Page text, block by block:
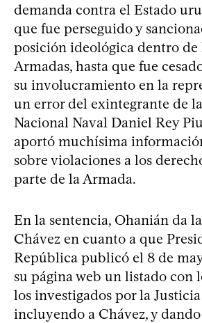
demanda contra el Estado
que fue perseguido y
posición ideológica dentro de
Armadas, hasta que fue
su involucramiento en la
un error del exintegrante de
Nacional Naval Daniel Rey
aportó muchísima
sobre violaciones a los
parte de la Armada.
En la sentencia, Ohanián da
Chávez en cuanto a que
República publicó el 8 de
su página web un listado con
los investigados por la
incluyendo a Chávez, y